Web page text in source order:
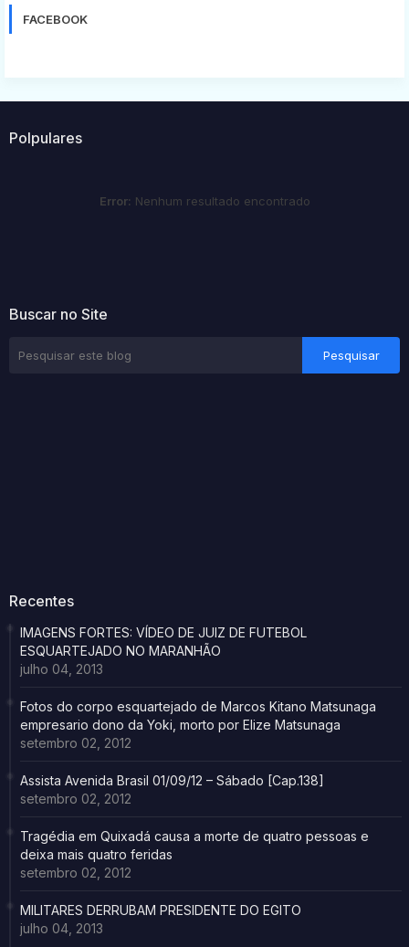
FACEBOOK
Polpulares
Error: Nenhum resultado encontrado
Buscar no Site
Recentes
IMAGENS FORTES: VÍDEO DE JUIZ DE FUTEBOL
ESQUARTEJADO NO MARANHÃO
julho 04, 2013
Fotos do corpo esquartejado de Marcos Kitano Matsunaga
empresario dono da Yoki, morto por Elize Matsunaga
setembro 02, 2012
Assista Avenida Brasil 01/09/12 – Sábado [Cap.138]
setembro 02, 2012
Tragédia em Quixadá causa a morte de quatro pessoas e
deixa mais quatro feridas
setembro 02, 2012
MILITARES DERRUBAM PRESIDENTE DO EGITO
julho 04, 2013